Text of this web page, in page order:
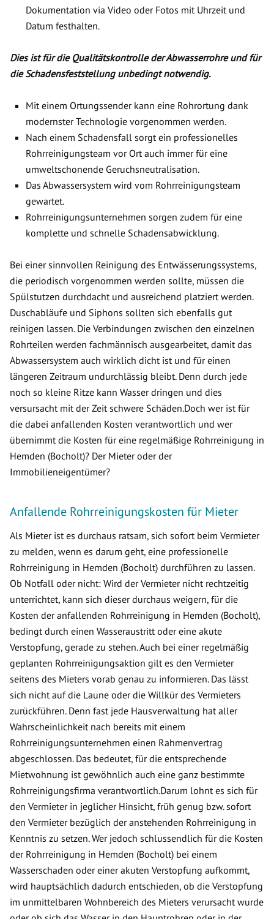
Dokumentation via Video oder Fotos mit Uhrzeit und
Datum festhalten.
Dies ist für die Qualitätskontrolle der Abwasserrohre und für
die Schadensfeststellung unbedingt notwendig.
Mit einem Ortungssender kann eine Rohrortung dank
modernster Technologie vorgenommen werden.
Nach einem Schadensfall sorgt ein professionelles
Rohrreinigungsteam vor Ort auch immer für eine
umweltschonende Geruchsneutralisation.
Das Abwassersystem wird vom Rohrreinigungsteam
gewartet.
Rohrreinigungsunternehmen sorgen zudem für eine
komplette und schnelle Schadensabwicklung.
Bei einer sinnvollen Reinigung des Entwässerungssystems,
die periodisch vorgenommen werden sollte, müssen die
Spülstutzen durchdacht und ausreichend platziert werden.
Duschabläufe und Siphons sollten sich ebenfalls gut
reinigen lassen. Die Verbindungen zwischen den einzelnen
Rohrteilen werden fachmännisch ausgearbeitet, damit das
Abwassersystem auch wirklich dicht ist und für einen
längeren Zeitraum undurchlässig bleibt. Denn durch jede
noch so kleine Ritze kann Wasser dringen und dies
versursacht mit der Zeit schwere Schäden.Doch wer ist für
die dabei anfallenden Kosten verantwortlich und wer
übernimmt die Kosten für eine regelmäßige Rohrreinigung in
Hemden (Bocholt)? Der Mieter oder der
Immobilieneigentümer?
Anfallende Rohrreinigungskosten für Mieter
Als Mieter ist es durchaus ratsam, sich sofort beim Vermieter
zu melden, wenn es darum geht, eine professionelle
Rohrreinigung in Hemden (Bocholt) durchführen zu lassen.
Ob Notfall oder nicht: Wird der Vermieter nicht rechtzeitig
unterrichtet, kann sich dieser durchaus weigern, für die
Kosten der anfallenden Rohrreinigung in Hemden (Bocholt),
bedingt durch einen Wasseraustritt oder eine akute
Verstopfung, gerade zu stehen. Auch bei einer regelmäßig
geplanten Rohrreinigungsaktion gilt es den Vermieter
seitens des Mieters vorab genau zu informieren. Das lässt
sich nicht auf die Laune oder die Willkür des Vermieters
zurückführen. Denn fast jede Hausverwaltung hat aller
Wahrscheinlichkeit nach bereits mit einem
Rohrreinigungsunternehmen einen Rahmenvertrag
abgeschlossen. Das bedeutet, für die entsprechende
Mietwohnung ist gewöhnlich auch eine ganz bestimmte
Rohrreinigungsfirma verantwortlich.Darum lohnt es sich für
den Vermieter in jeglicher Hinsicht, früh genug bzw. sofort
den Vermieter bezüglich der anstehenden Rohrreinigung in
Kenntnis zu setzen. Wer jedoch schlussendlich für die Kosten
der Rohrreinigung in Hemden (Bocholt) bei einem
Wasserschaden oder einer akuten Verstopfung aufkommt,
wird hauptsächlich dadurch entschieden, ob die Verstopfung
im unmittelbaren Wohnbereich des Mieters verursacht wurde